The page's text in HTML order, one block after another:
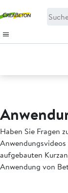
Haben Sie Fragen
aufgebauten
Anwendung von